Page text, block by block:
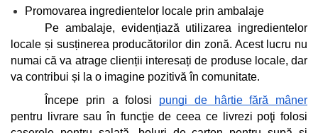
Promovarea ingredientelor locale prin ambalaje
Pe ambalaje, evidențiază utilizarea ingredientelor
locale și susținerea producătorilor din zonă. Acest lucru nu
numai că va atrage clienții interesați de produse locale, dar
va contribui și la o imagine pozitivă în comunitate.
Începe prin a folosi pungi de hârtie fără mâner
pentru livrare sau în funcţie de ceea ce livrezi poţi folosi